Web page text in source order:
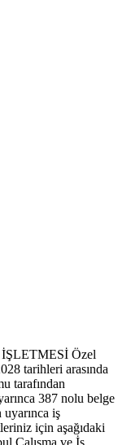
Özel
tarihleri arasında
tarafından
387 nolu belge
iş
için aşağıdaki
Çalışma ve İş